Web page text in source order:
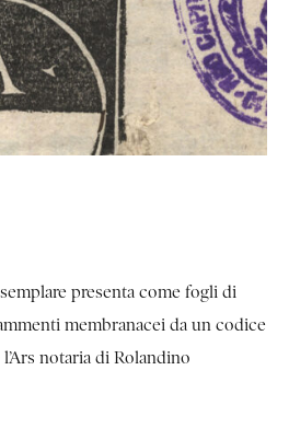
presenta come fogli di
membranacei da un codice
notaria di Rolandino